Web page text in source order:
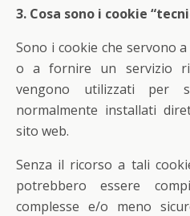
3. Cosa sono i cookie
Sono i cookie che servono
o a fornire un servizio
vengono utilizzati per
normalmente installati
sito web.
Senza il ricorso a tali
potrebbero essere
complesse e/o meno